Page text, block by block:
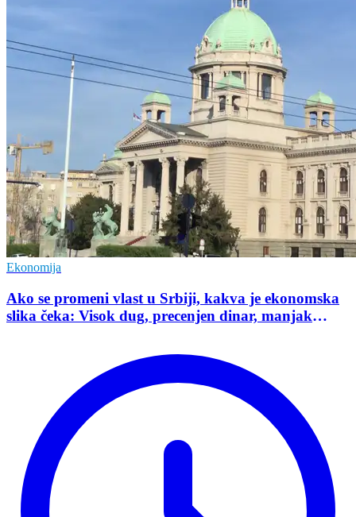
Ekonomija
Ako se promeni vlast u Srbiji, kakva je ekonomska
slika čeka: Visok dug, precenjen dinar, manjak